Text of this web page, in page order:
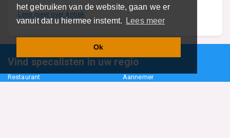
het gebruiken van de website, gaan we er
vanuit dat u hiermee instemt.
Lees meer
Ok
Lees meer over Antiek
Vind specalisten in uw regio
Restaurant Aannemer